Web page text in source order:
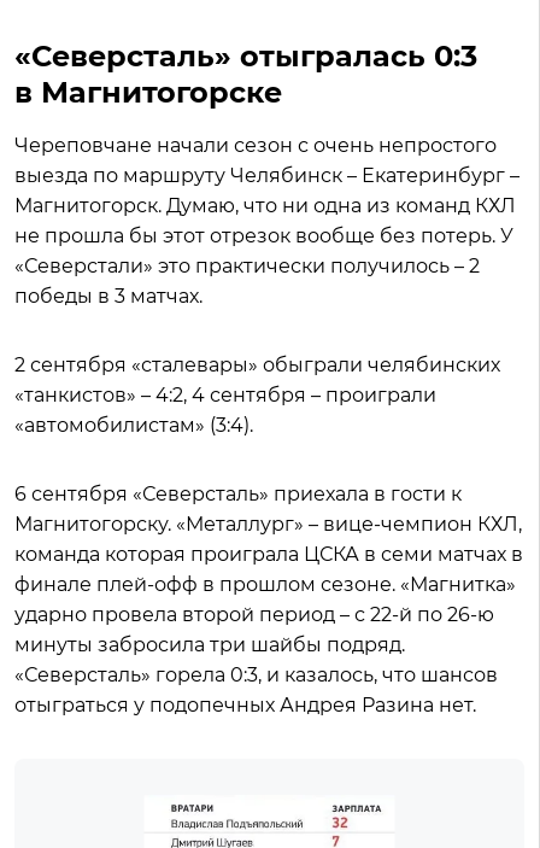
«Северсталь» отыгралась 0:3
в Магнитогорске
Череповчане начали сезон с очень непростого
выезда по маршруту Челябинск – Екатеринбург –
Магнитогорск. Думаю, что ни одна из команд КХЛ
не прошла бы этот отрезок вообще без потерь. У
«Северстали» это практически получилось – 2
победы в 3 матчах.
2 сентября «сталевары» обыграли челябинских
«танкистов» – 4:2, 4 сентября – проиграли
«автомобилистам» (3:4).
6 сентября «Северсталь» приехала в гости к
Магнитогорску. «Металлург» – вице-чемпион КХЛ,
команда которая проиграла ЦСКА в семи матчах в
финале плей-офф в прошлом сезоне. «Магнитка»
ударно провела второй период – с 22-й по 26-ю
минуты забросила три шайбы подряд.
«Северсталь» горела 0:3, и казалось, что шансов
отыграться у подопечных Андрея Разина нет.